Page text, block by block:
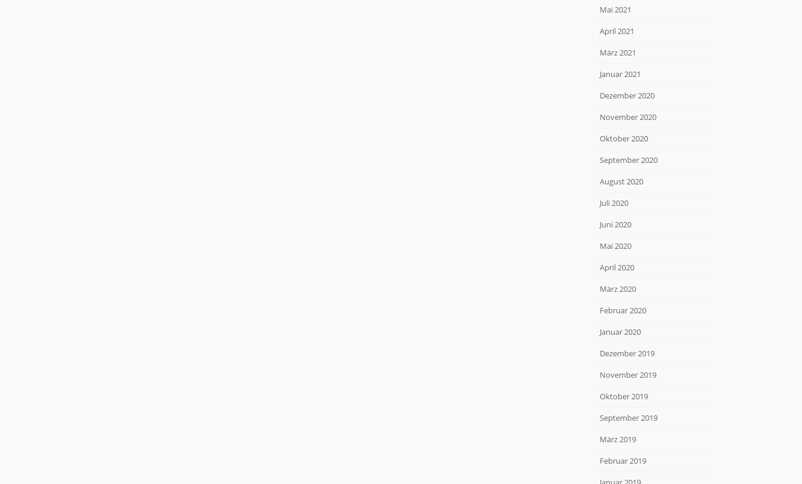
Mai 2021
April 2021
März 2021
Januar 2021
Dezember 2020
November 2020
Oktober 2020
September 2020
August 2020
Juli 2020
Juni 2020
Mai 2020
April 2020
März 2020
Februar 2020
Januar 2020
Dezember 2019
November 2019
Oktober 2019
September 2019
März 2019
Februar 2019